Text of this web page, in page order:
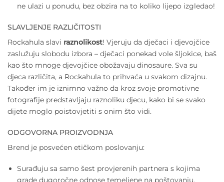
ne ulazi u ponudu, bez obzira na to koliko lijepo izgledao!
SLAVLJENJE RAZLIČITOSTI
Rockahula slavi raznolikost! Vjeruju da dječaci i djevojčice
zaslužuju slobodu izbora – dječaci ponekad vole šljokice, baš
kao što mnoge djevojčice obožavaju dinosaure. Sva su
djeca različita, a Rockahula to prihvaća u svakom dizajnu.
Također im je iznimno važno da kroz svoje promotivne
fotografije predstavljaju raznoliku djecu, kako bi se svako
dijete moglo poistovjetiti s onim što vidi.
ODGOVORNA PROIZVODNJA
Brend je posvećen etičkom poslovanju:
Surađuju sa samo šest provjerenih partnera s kojima
grade dugoročne odnose temeljene na poštovanju.